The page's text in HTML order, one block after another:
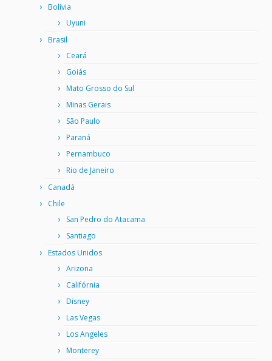
Bolívia
Uyuni
Brasil
Ceará
Goiás
Mato Grosso do Sul
Minas Gerais
São Paulo
Paraná
Pernambuco
Rio de Janeiro
Canadá
Chile
San Pedro do Atacama
Santiago
Estados Unidos
Arizona
Califórnia
Disney
Las Vegas
Los Angeles
Monterey